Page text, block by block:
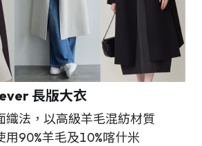
長版大衣
織法，以高級羊毛混紡材質
用90%羊毛及10%喀什米